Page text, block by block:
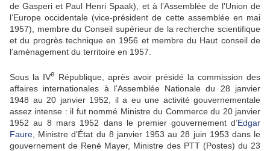
de Gasperi et Paul Henri Spaak), et à l’Assemblée de l’Union de
l’Europe occidentale (vice-président de cette assemblée en mai
1957), membre du Conseil supérieur de la recherche scientifique
et du progrès technique en 1956 et membre du Haut conseil de
l’aménagement du territoire en 1957.
Sous la IVe
République, après avoir présidé la commission des
affaires internationales à l’Assemblée Nationale du 28 janvier
1948 au 20 janvier 1952, il a eu une activité gouvernementale
assez intense : il fut nommé Ministre du Commerce du 20 janvier
1952 au 8 mars 1952 dans le premier gouvernement d’Edgar
Faure , Ministre d’État du 8 janvier 1953 au 28 juin 1953 dans le
gouvernement de René Mayer, Ministre des PTT (Postes) du 23